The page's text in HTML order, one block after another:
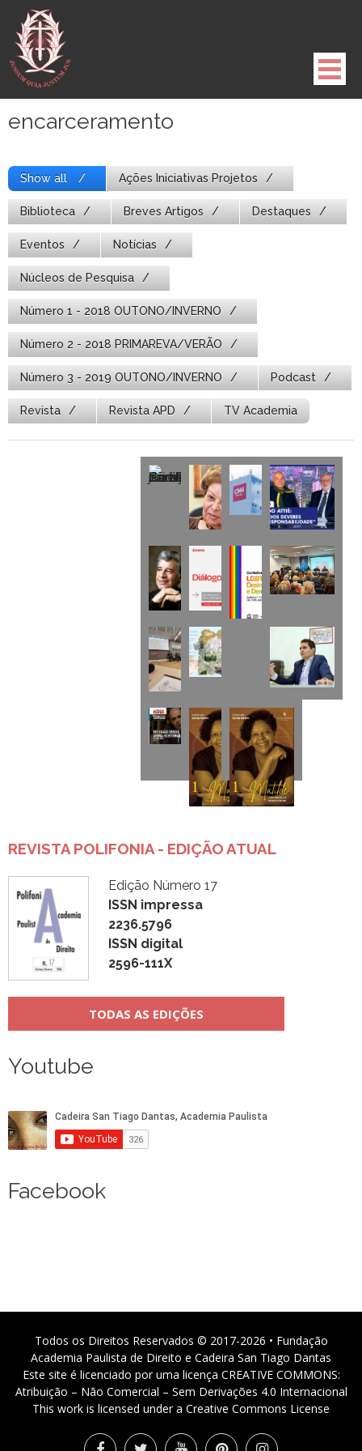
para
conteúdo
encarceramento
Show all Ações Iniciativas Projetos
Biblioteca Breves Artigos Destaques
Eventos Notícias
Núcleos de Pesquisa
Número 1 - 2018 OUTONO/INVERNO
Número 2 - 2018 PRIMAREVA/VERÃO
Número 3 - 2019 OUTONO/INVERNO Podcast
Revista Revista APD TV Academia
REVISTA POLIFONIA - EDIÇÃO ATUAL
Edição Número 17
ISSN impressa
2236.5796
ISSN digital
2596-111X
TODAS AS EDIÇÕES
Youtube
Facebook
Todos os Direitos Reservados © 2017-2026 • Fundação
Academia Paulista de Direito e Cadeira San Tiago Dantas
Este site é licenciado por uma licença CREATIVE COMMONS:
Atribuição – Não Comercial – Sem Derivações 4.0 Internacional
This work is licensed under a Creative Commons License